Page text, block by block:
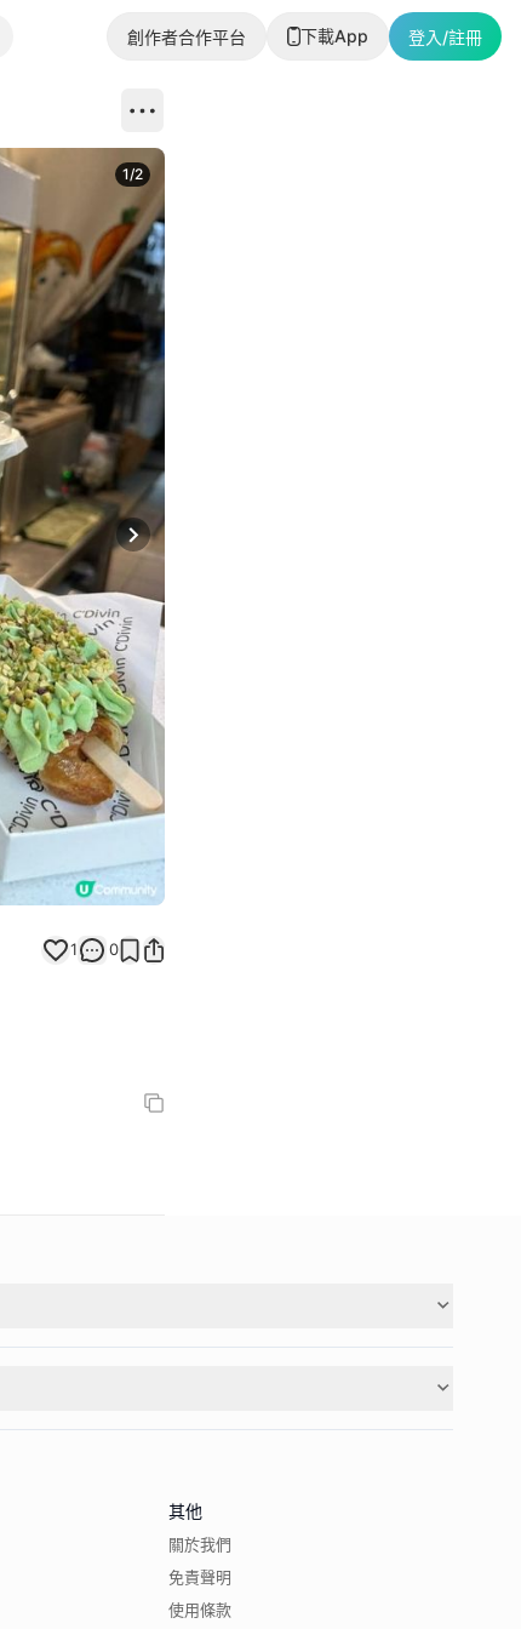
創作者合作平台 下載App 登入/註冊
Next slide
1/2
1 0
其他
關於我們
免責聲明
使用條款